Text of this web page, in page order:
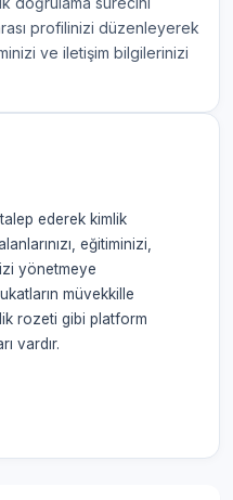
profilinizi düzenleyerek
ve iletişim bilgilerinizi
ederek kimlik
eğitiminizi,
yönetmeye
müvekkille
rozeti gibi platform
vardır.